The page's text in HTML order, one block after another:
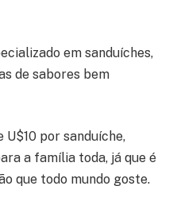
em sanduíches,
de sabores bem
por sanduíche,
a família toda, já que é
que todo mundo goste.